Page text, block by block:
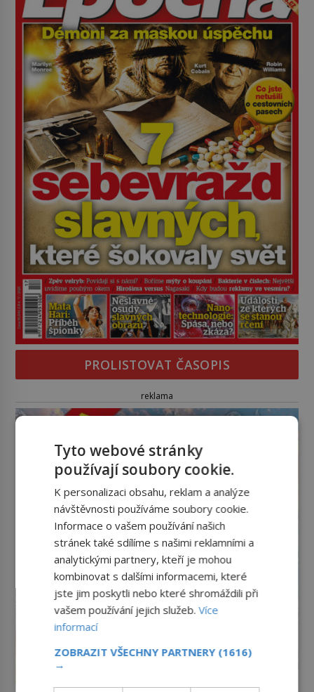
PROLISTOVAT ČASOPIS
reklama
Tyto webové stránky
používají soubory cookie.
K personalizaci obsahu, reklam a analýze
návštěvnosti používáme soubory cookie.
Informace o vašem používání našich
stránek také sdílíme s našimi reklamními a
analytickými partnery, kteří je mohou
kombinovat s dalšími informacemi, které
jste jim poskytli nebo které shromáždili při
vašem používání jejich služeb.Více
informací
ZOBRAZIT VŠECHNY PARTNERY (1616)
→